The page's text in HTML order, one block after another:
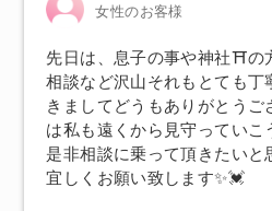
女性のお客様
先日は、息子の事や神社⛩の
相談など沢山それもとても丁
きましてどうもありがとう
は私も遠くから見守っていこ
是非相談に乗って頂きたい
宜しくお願い致します✨💓